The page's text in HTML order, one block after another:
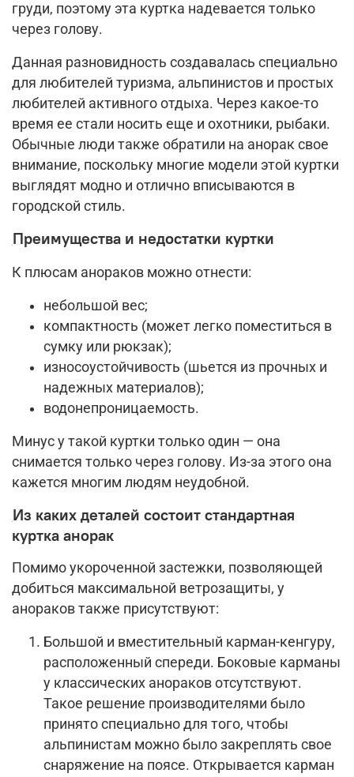
груди, поэтому эта куртка надевается только
через голову.
Данная разновидность создавалась специально
для любителей туризма, альпинистов и простых
любителей активного отдыха. Через какое-то
время ее стали носить еще и охотники, рыбаки.
Обычные люди также обратили на анорак свое
внимание, поскольку многие модели этой куртки
выглядят модно и отлично вписываются в
городской стиль.
Преимущества и недостатки куртки
К плюсам анораков можно отнести:
небольшой вес;
компактность (может легко поместиться в
сумку или рюкзак);
износоустойчивость (шьется из прочных и
надежных материалов);
водонепроницаемость.
Минус у такой куртки только один — она
снимается только через голову. Из-за этого она
кажется многим людям неудобной.
Из каких деталей состоит стандартная
куртка анорак
Помимо укороченной застежки, позволяющей
добиться максимальной ветрозащиты, у
анораков также присутствуют:
Большой и вместительный карман-кенгуру,
расположенный спереди. Боковые карманы
у классических анораков отсутствуют.
Такое решение производителями было
принято специально для того, чтобы
альпинистам можно было закреплять свое
снаряжение на поясе. Открывается карман